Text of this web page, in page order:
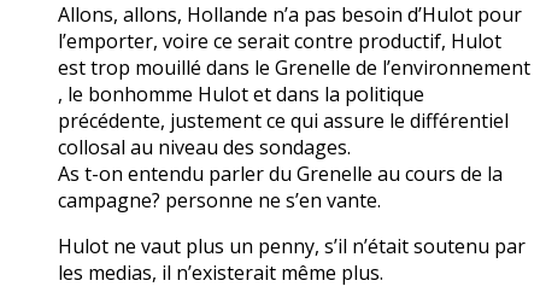
Allons, allons, Hollande n’a pas besoin d’Hulot pour
l’emporter, voire ce serait contre productif, Hulot
est trop mouillé dans le Grenelle de l’environnement
, le bonhomme Hulot et dans la politique
précédente, justement ce qui assure le différentiel
collosal au niveau des sondages.
As t-on entendu parler du Grenelle au cours de la
campagne? personne ne s’en vante.
Hulot ne vaut plus un penny, s’il n’était soutenu par
les medias, il n’existerait même plus.